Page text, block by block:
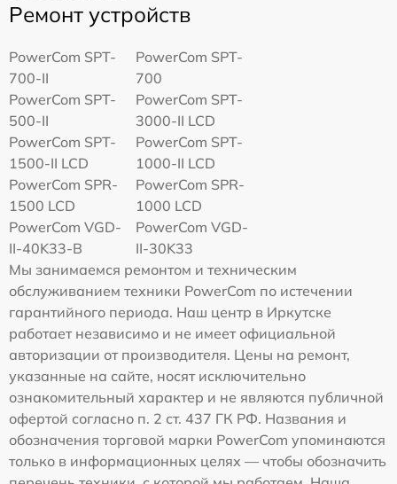
Ремонт устройств
PowerCom SPT-
700-II
PowerCom SPT-
700
PowerCom SPT-
500-II
PowerCom SPT-
3000-II LCD
PowerCom SPT-
1500-II LCD
PowerCom SPT-
1000-II LCD
PowerCom SPR-
1500 LCD
PowerCom SPR-
1000 LCD
PowerCom VGD-
II-40K33-B
PowerCom VGD-
II-30K33
Мы занимаемся ремонтом и техническим
обслуживанием техники PowerCom по истечении
гарантийного периода. Наш центр в Иркутске
работает независимо и не имеет официальной
авторизации от производителя. Цены на ремонт,
указанные на сайте, носят исключительно
ознакомительный характер и не являются публичной
офертой согласно п. 2 ст. 437 ГК РФ. Названия и
обозначения торговой марки PowerCom упоминаются
только в информационных целях — чтобы обозначить